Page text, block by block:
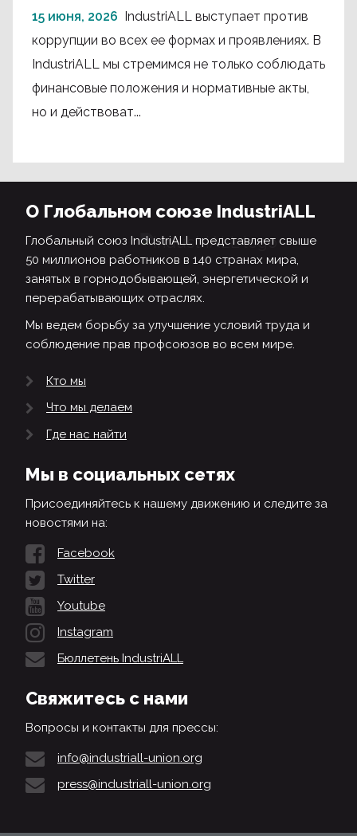
15 июня, 2026
IndustriALL выступает против
коррупции во всех ее формах и проявлениях. В
IndustriALL мы стремимся не только соблюдать
финансовые положения и нормативные акты,
но и действоват...
О Глобальном союзе IndustriALL
Глобальный союз IndustriALL представляет свыше
50 миллионов работников в 140 странах мира,
занятых в горнодобывающей, энергетической и
перерабатывающих отраслях.
Мы ведем борьбу за улучшение условий труда и
соблюдение прав профсоюзов во всем мире.
Кто мы
Что мы делаем
Где нас найти
Мы в социальных сетях
Присоединяйтесь к нашему движению и следите за
новостями на:
Facebook
Twitter
Youtube
Instagram
Бюллетень IndustriALL
Свяжитесь с нами
Вопросы и контакты для прессы:
info@industriall-union.org
press@industriall-union.org